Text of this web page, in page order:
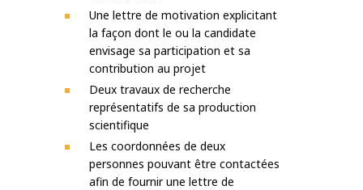
Une lettre de motivation explicitant
la façon dont le ou la candidate
envisage sa participation et sa
contribution au projet
Deux travaux de recherche
représentatifs de sa production
scientifique
Les coordonnées de deux
personnes pouvant être contactées
afin de fournir une lettre de